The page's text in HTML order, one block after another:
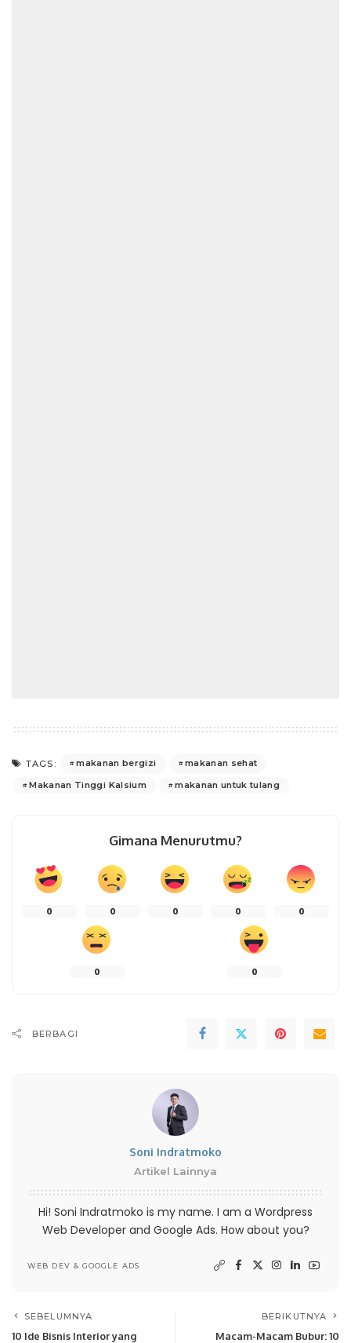
TAGS: makanan bergizi
makanan sehat
Makanan Tinggi Kalsium
makanan untuk tulang
Gimana Menurutmu?
0 0 0 0 0
0 0
BERBAGI
Soni Indratmoko
Artikel Lainnya
Hi! Soni Indratmoko is my name. I am a Wordpress
Web Developer and Google Ads. How about you?
WEB DEV & GOOGLE ADS
SEBELUMNYA
10 Ide Bisnis Interior yang
BERIKUTNYA
Macam-Macam Bubur: 10